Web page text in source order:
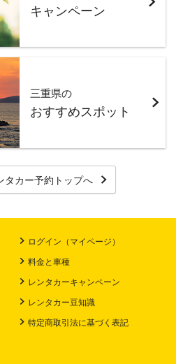
キャンペーン
三重県の
おすすめスポット
タカー予約トップへ
ログイン（マイページ）
料金と車種
レンタカーキャンペーン
レンタカー豆知識
特定商取引法に基づく表記